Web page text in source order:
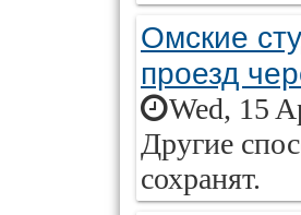
Омские
проезд
Wed, 15
Другие
сохранят.